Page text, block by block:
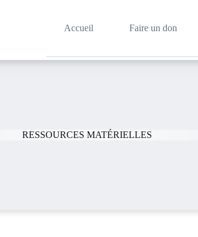
Accueil Faire un don
RESSOURCES MATÉRIELLES